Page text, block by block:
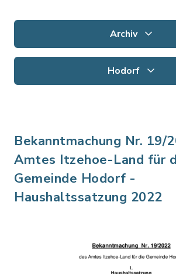
Archiv
Hodorf
Bekanntmachung Nr. 19/
Amtes Itzehoe-Land für
Gemeinde Hodorf -
Haushaltssatzung 2022